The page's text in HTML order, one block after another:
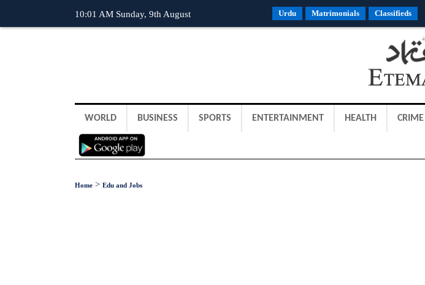
10:01 AM Sunday, 9th August Urdu Matrimonials Classifieds
WORLD BUSINESS SPORTS ENTERTAINMENT HEALTH CRIME
Home > Edu and Jobs